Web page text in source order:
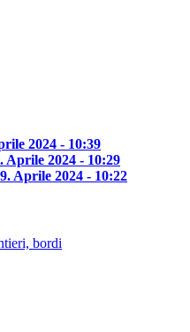
bordi
2024 - 10:39
Aprile 2024 - 10:29
9. Aprile 2024 - 10:22